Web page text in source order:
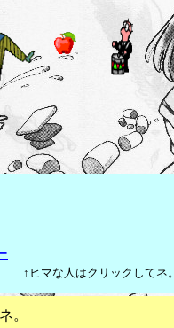
↑ヒマな人はクリックしてネ。